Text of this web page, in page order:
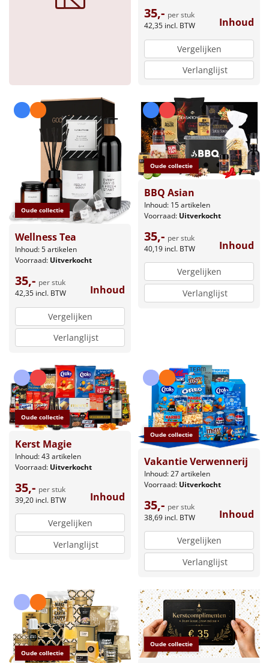
35,- per stuk
42,35 incl. BTW Inhoud
Vergelijken
Verlanglijst
Oude collectie
Wellness Tea
Inhoud: 5 artikelen
Voorraad: Uitverkocht
35,- per stuk
42,35 incl. BTW Inhoud
Vergelijken
Verlanglijst
Oude collectie
BBQ Asian
Inhoud: 15 artikelen
Voorraad: Uitverkocht
35,- per stuk
40,19 incl. BTW Inhoud
Vergelijken
Verlanglijst
Oude collectie
Kerst Magie
Inhoud: 43 artikelen
Voorraad: Uitverkocht
35,- per stuk
39,20 incl. BTW Inhoud
Vergelijken
Verlanglijst
Oude collectie
Vakantie Verwennerij
Inhoud: 27 artikelen
Voorraad: Uitverkocht
35,- per stuk
38,69 incl. BTW Inhoud
Vergelijken
Verlanglijst
Oude collectie
Oude collectie